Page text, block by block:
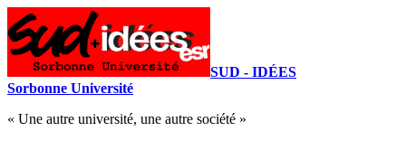
SUD - IDÉES
Sorbonne Université
« Une autre université, une autre société »